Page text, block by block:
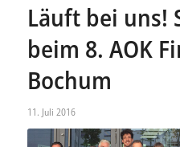
Läuft bei uns!
beim 8. AOK
Bochum
11. Juli 2016